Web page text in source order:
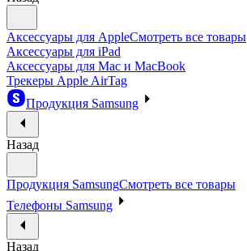
Аксессуары для AppleСмотреть все товары
Аксессуары для iPad
Аксессуары для Mac и MacBook
Трекеры Apple AirTag
Продукция Samsung
Назад
Продукция SamsungСмотреть все товары
Телефоны Samsung
Назад